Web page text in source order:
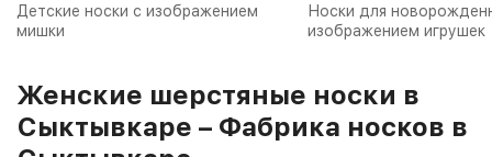
Детские носки с изображением
мишки
Носки для
изображением игрушек
Женские шерстяные носки в
Сыктывкаре – Фабрика носков в